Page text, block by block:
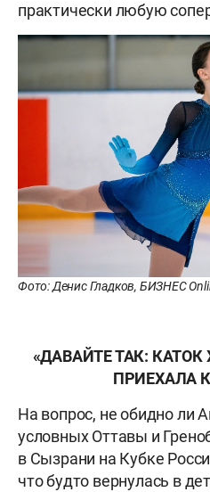
практически любую
Фото: Денис Гладков, БИЗНЕС
«ДАВАЙТЕ ТАК:
ПРИЕХАЛА
На вопрос, не обидно ли
условных Оттавы и
в Сызрани на Кубке
что будто вернулась в